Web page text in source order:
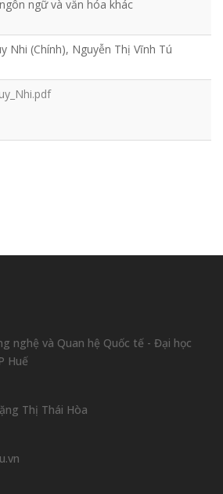
ngữ và văn hóa khác
Nhi (Chính), Nguyễn Thị Vĩnh Tú
nghệ và Quan hệ Quốc tế - Đại học
Huế
Thị Thái Hòa